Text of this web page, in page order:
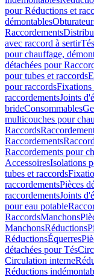
pour Réductions et
démontables
Raccordements
avec raccord à sertir
pour chauffage,
détachées pour
pour tubes et raccords
pour raccordsFixations
raccordementsJoints
brideConsommables
multicouches pour
Raccords
Raccordements
Raccordements pour
AccessoiresIsolations
tubes et raccords
raccordementsPièces
raccordementsJoints
pour eau potable
RaccordsManchons
ManchonsRéductions
RéductionsÉquerres
détachées pour Tés
Circulation interne
Réductions